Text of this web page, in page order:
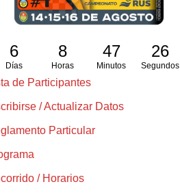
6
Días
8
Horas
47
Minutos
24
Segundos
de Participantes
/ Actualizar Datos
Particular
/ Horarios